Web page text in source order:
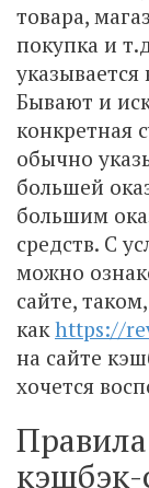
товара,
покупка и
указывается
Бывают и
конкретная
обычно
большей
большим
средств. С
можно
сайте, таком,
какhttps://
на сайте
хочется
кэшбэк-